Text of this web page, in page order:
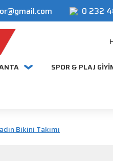
0 232
SPOR & PLAJ
Bikini Takımı